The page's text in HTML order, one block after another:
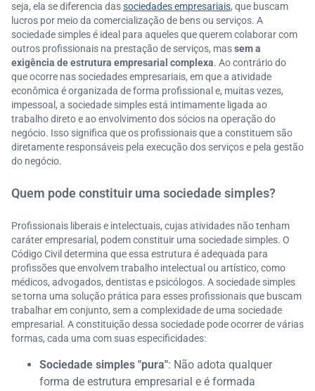
seja, ela se diferencia dassociedades empresariais, que buscam
lucros por meio da comercialização de bens ou serviços. A
sociedade simples é ideal para aqueles que querem colaborar com
outros profissionais na prestação de serviços, massem a
exigência de estrutura empresarial complexa. Ao contrário do
que ocorre nas sociedades empresariais, em que a atividade
econômica é organizada de forma profissional e, muitas vezes,
impessoal, a sociedade simples está intimamente ligada ao
trabalho direto e ao envolvimento dos sócios na operação do
negócio. Isso significa que os profissionais que a constituem são
diretamente responsáveis pela execução dos serviços e pela gestão
do negócio.
Quem pode constituir uma sociedade simples?
Profissionais liberais e intelectuais, cujas atividades não tenham
caráter empresarial, podem constituir uma sociedade simples. O
Código Civil determina que essa estrutura é adequada para
profissões que envolvem trabalho intelectual ou artístico, como
médicos, advogados, dentistas e psicólogos. A sociedade simples
se torna uma solução prática para esses profissionais que buscam
trabalhar em conjunto, sem a complexidade de uma sociedade
empresarial. A constituição dessa sociedade pode ocorrer de várias
formas, cada uma com suas especificidades:
Sociedade simples "pura": Não adota qualquer
forma de estrutura empresarial e é formada